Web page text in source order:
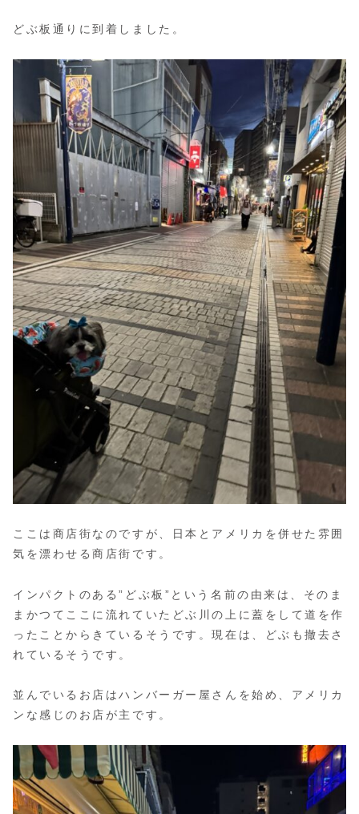
どぶ板通りに到着しました。
ここは商店街なのですが、日本とアメリカを併せた雰囲
気を漂わせる商店街です。
インパクトのある”どぶ板”という名前の由来は、そのま
まかつてここに流れていたどぶ川の上に蓋をして道を作
ったことからきているそうです。現在は、どぶも撤去さ
れているそうです。
並んでいるお店はハンバーガー屋さんを始め、アメリカ
ンな感じのお店が主です。